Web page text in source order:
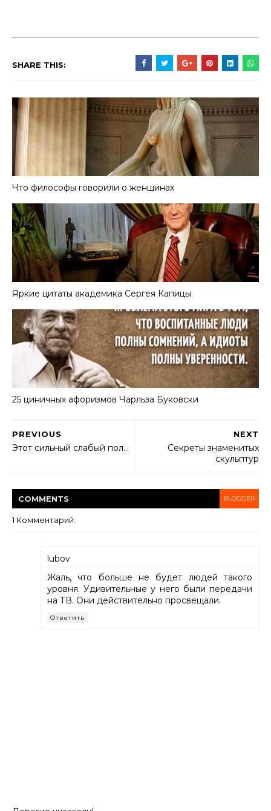
SHARE THIS:
Что философы говорили о женщинах
Яркие цитаты академика Сергея Капицы
25 циничных афоризмов Чарльза Буковски
NEXT
Секреты знаменитых
скульптур
PREVIOUS
Этот сильный слабый пол…
COMMENTS BLOGGER
1 Комментарий:
lubov
Жаль, что больше не будет людей такого
уровня. Удивительные у него были передачи
на ТВ. Они действительно просвещали.
Ответить